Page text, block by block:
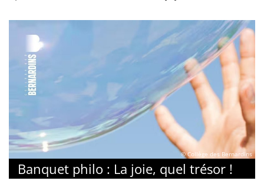
© Collège des Bernardins
Banquet philo : La joie, quel trésor !